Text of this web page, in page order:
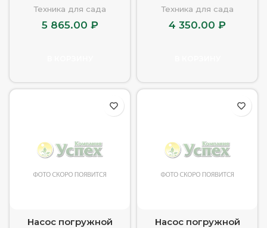
Техника для сада
5 865.00 ₽
Техника для сада
4 350.00 ₽
Насос погружной
Насос погружной